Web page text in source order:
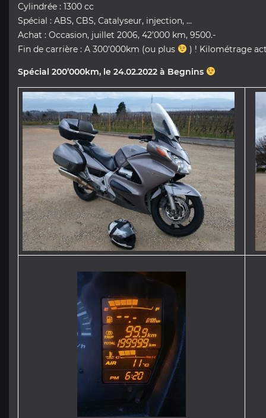
Cylindrée : 1300 cc
Spécial : ABS, CBS, Catalyseur, injection, …
Achat : Occasion, juillet 2006, 42’000 km, 9500.-
Fin de carrière : A 300’000km (ou plus
) ! Kilométrage
Spécial 200’000km, le 24.02.2022 à Begnins